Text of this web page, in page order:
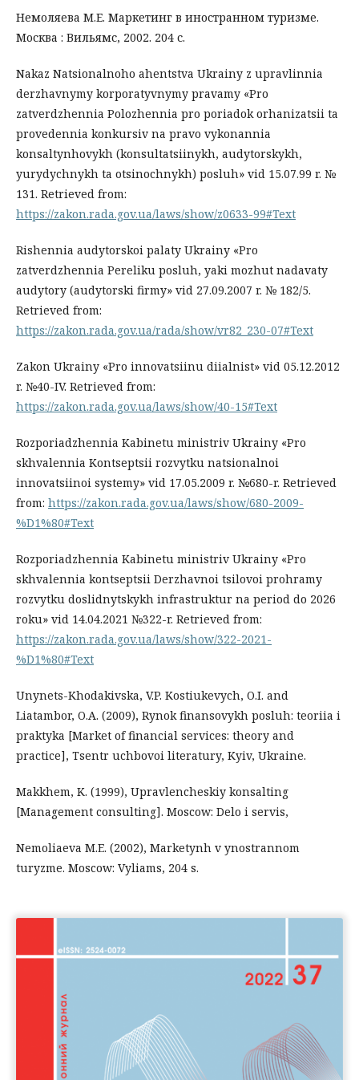
Немоляева М.Е. Маркетинг в иностранном туризме.
Москва : Вильямс, 2002. 204 с.
Nakaz Natsionalnoho ahentstva Ukrainy z upravlinnia
derzhavnymy korporatyvnymy pravamy «Pro
zatverdzhennia Polozhennia pro poriadok orhanizatsii ta
provedennia konkursiv na pravo vykonannia
konsaltynhovykh (konsultatsiinykh, audytorskykh,
yurydychnykh ta otsinochnykh) posluh» vid 15.07.99 r. №
131. Retrieved from:
https://zakon.rada.gov.ua/laws/show/z0633-99#Text
Rishennia audytorskoi palaty Ukrainy «Pro
zatverdzhennia Pereliku posluh, yaki mozhut nadavaty
audytory (audytorski firmy» vid 27.09.2007 r. № 182/5.
Retrieved from:
https://zakon.rada.gov.ua/rada/show/vr82_230-07#Text
Zakon Ukrainy «Pro innovatsiinu diialnist» vid 05.12.2012
r. №40-IV. Retrieved from:
https://zakon.rada.gov.ua/laws/show/40-15#Text
Rozporiadzhennia Kabinetu ministriv Ukrainy «Pro
skhvalennia Kontseptsii rozvytku natsionalnoi
innovatsiinoi systemy» vid 17.05.2009 r. №680-r. Retrieved
from: https://zakon.rada.gov.ua/laws/show/680-2009-
%D1%80#Text
Rozporiadzhennia Kabinetu ministriv Ukrainy «Pro
skhvalennia kontseptsii Derzhavnoi tsilovoi prohramy
rozvytku doslidnytskykh infrastruktur na period do 2026
roku» vid 14.04.2021 №322-r. Retrieved from:
https://zakon.rada.gov.ua/laws/show/322-2021-
%D1%80#Text
Unynets-Khodakivska, V.P. Kostiukevych, O.I. and
Liatambor, O.A. (2009), Rynok finansovykh posluh: teoriia i
praktyka [Market of financial services: theory and
practice], Tsentr uchbovoi literatury, Kyiv, Ukraine.
Makkhem, K. (1999), Upravlencheskiy konsalting
[Management consulting]. Moscow: Delo i servis,
Nemoliaeva M.E. (2002), Marketynh v ynostrannom
turyzme. Moscow: Vyliams, 204 s.